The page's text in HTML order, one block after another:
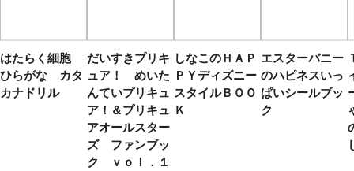
はたらく細胞
ひらがな カタ
カナドリル
だいすきプリキ
ュア！ めいた
んていプリキュ
ア！＆プリキュ
アオールスター
ズ ファンブッ
ク ｖｏｌ．１
しなこのＨＡＰ
ＰＹディズニー
スタイルＢＯＯ
Ｋ
エスターバニー
のハピネスいっ
ぱいシールブッ
ク